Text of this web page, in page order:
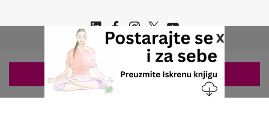
x
Copyrights © 2026 Sva prava www.stetoskop.info
ZAKAZIVANJE 063/687-460